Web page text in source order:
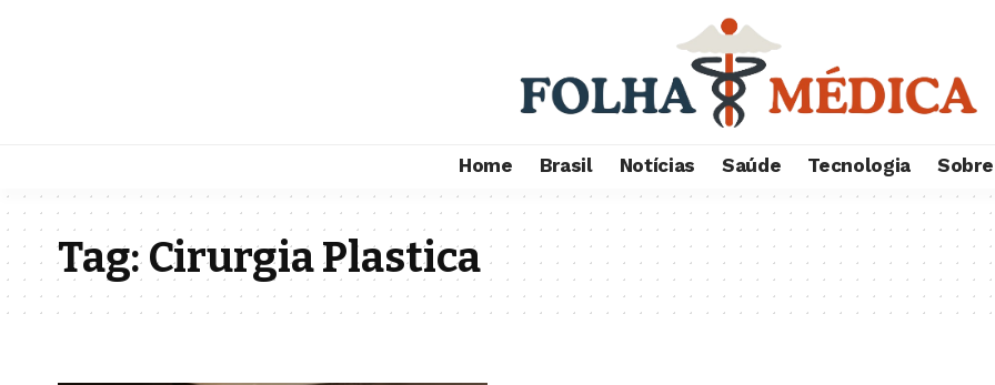
Home Brasil Notícias Saúde Tecnologia
Tag:Cirurgia Plastica